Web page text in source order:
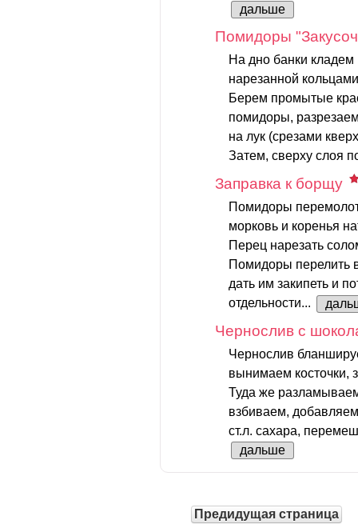
дальше
Помидоры
На дно банки
нарезанной
Берем промытые
помидоры,
на лук (срезами
Затем, сверху слоя
Заправка к борщу
Помидоры
морковь и коренья
Перец нарезать
Помидоры перелить
дать им закипеть и
отдельности...
Чернослив с
Чернослив
вынимаем косточки,
Туда же
взбиваем,
ст.л. сахара,
дальше
Предидущая страница